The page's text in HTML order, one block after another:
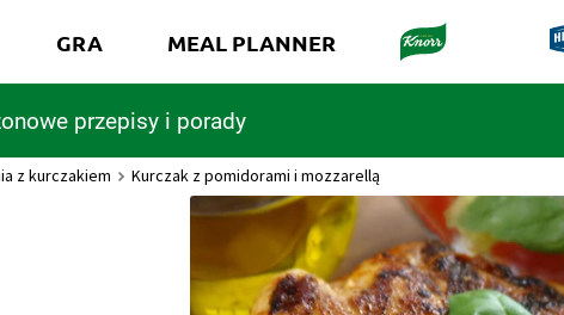
przepisy i porady
GRA MEAL PLANNER
z kurczakiem Kurczak z pomidorami i mozzarellą